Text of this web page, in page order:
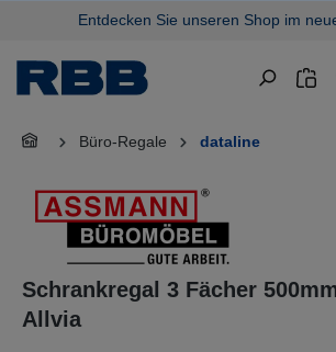
springenEntdecken Sie unseren Shop im
Büro-Regale dataline
Schrankregal 3 Fächer
Allvia